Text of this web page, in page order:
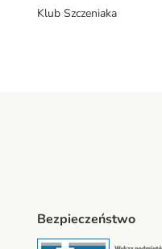
Klub Szczeniaka
Bezpieczeństwo
Security